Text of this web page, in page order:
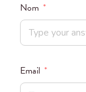
Nom *
Email *